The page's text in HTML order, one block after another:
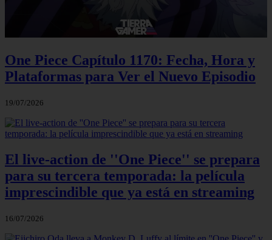
One Piece Capítulo 1170: Fecha, Hora y
Plataformas para Ver el Nuevo Episodio
19/07/2026
El live-action de ''One Piece'' se prepara
para su tercera temporada: la película
imprescindible que ya está en streaming
16/07/2026